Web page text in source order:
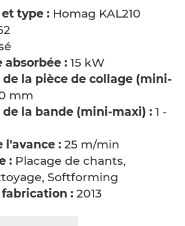
type : Homag KAL210
absorbée : 15 kW
de la pièce de collage (mini-
mm
de la bande (mini-maxi) : 1 -
l'avance : 25 m/min
: Placage de chants,
Softforming
: 2013